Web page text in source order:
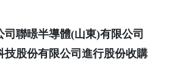
聯暻半導體(山東)有限公司
技股份有限公司進行股份收購